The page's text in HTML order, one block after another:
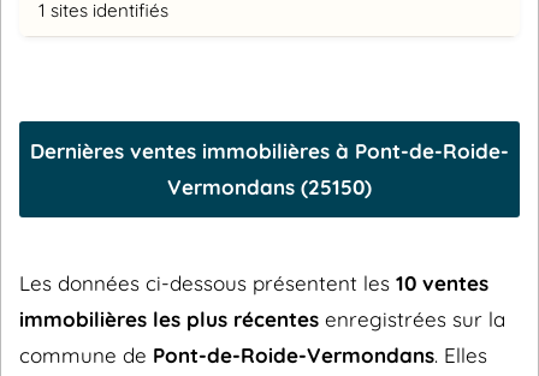
1 sites identifiés
Dernières ventes immobilières à Pont-de-Roide-
Vermondans (25150)
Les données ci-dessous présentent les 10 ventes
immobilières les plus récentes enregistrées sur la
commune de Pont-de-Roide-Vermondans. Elles